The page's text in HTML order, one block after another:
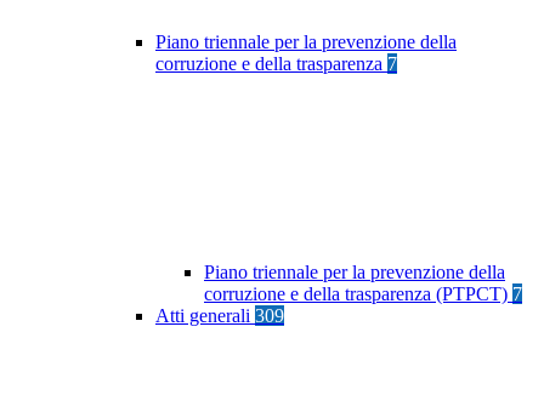
Piano triennale per la prevenzione della
corruzione e della trasparenza 7
Piano triennale per la prevenzione della
corruzione e della trasparenza (PTPCT) 7
Atti generali 309